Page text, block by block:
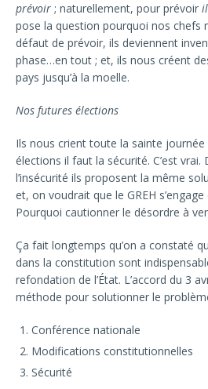
prévoir ; naturellement, pour prévoir
pose la question pourquoi nos chefs
défaut de prévoir, ils deviennent
phase…en tout ; et, ils nous créent
pays jusqu’à la moelle.
Nos futures élections
Ils nous crient toute la sainte
élections il faut la sécurité. C’est
l’insécurité ils proposent la même
et, on voudrait que le GREH
Pourquoi cautionner le désordre à
Ça fait longtemps qu’on a constaté
dans la constitution sont
refondation de l’État. L’accord du 3
méthode pour solutionner le
Conférence nationale
Modifications constitutionnelles
Sécurité